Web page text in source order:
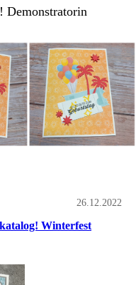
Demonstratorin
26.12.2022
Winterfest